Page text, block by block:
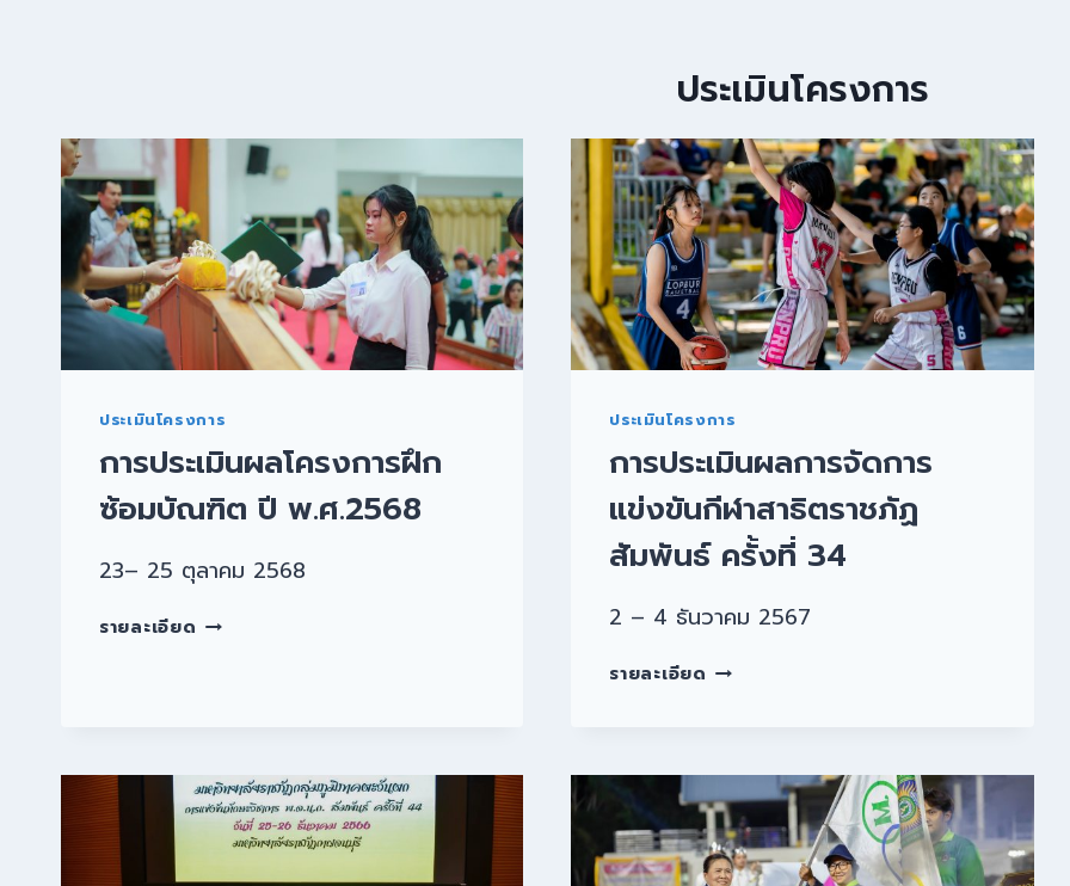
ประเมินโครงการ
ประเมินโครงการ
การประเมินผลโครงการฝึก
ซ้อมบัณฑิต ปี พ.ศ.2568
23– 25 ตุลาคม 2568
รายละเอียด
ประเมินโครงการ
การประเมินผลการจัดการ
แข่งขันกีฬาสาธิตราชภัฏ
สัมพันธ์ ครั้งที่ 34
2 – 4 ธันวาคม 2567
รายละเอียด